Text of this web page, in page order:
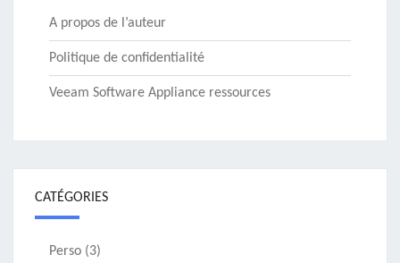
A propos de l’auteur
Politique de confidentialité
Veeam Software Appliance ressources
CATÉGORIES
Perso (3)